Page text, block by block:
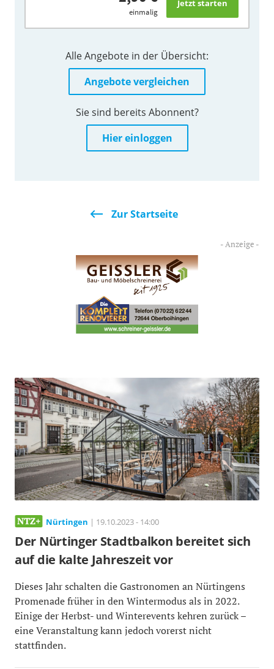
einmalig
Alle Angebote in der Übersicht:
Angebote vergleichen
Sie sind bereits Abonnent?
Hier einloggen
Zur Startseite
Nürtingen | 19.10.2023 - 14:00
Der Nürtinger Stadtbalkon bereitet sich
auf die kalte Jahreszeit vor
Dieses Jahr schalten die Gastronomen an Nürtingens
Promenade früher in den Wintermodus als in 2022.
Einige der Herbst- und Winterevents kehren zurück –
eine Veranstaltung kann jedoch vorerst nicht
stattfinden.